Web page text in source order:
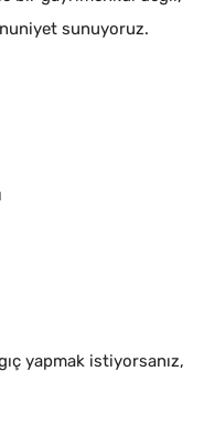
sunuyoruz.
yapmak istiyorsanız,